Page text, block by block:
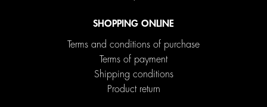
SHOPPING ONLINE
Terms and conditions of purchase
Terms of payment
Shipping conditions
Product return